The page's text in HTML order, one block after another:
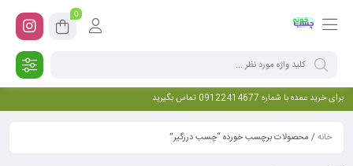
0
برای خرید عمده با شماره 09122414677 تماس بگیرید
خانه/ محصولات برچسب خورده “چسب درزگیر”